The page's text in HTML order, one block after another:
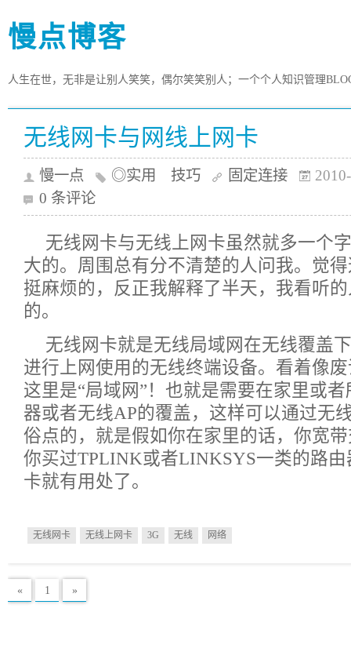
慢点博客
人生在世，无非是让别人笑笑，偶尔笑笑别人；一个个人知识管理
无线网卡与网线上网卡
慢一点 ◎实用 技巧 固定连接
0 条评论
无线网卡与无线上网卡虽然就多一个
大的。周围总有分不清楚的人问我。觉
挺麻烦的，反正我解释了半天，我看听
的。
无线网卡就是无线局域网在无线覆盖
进行上网使用的无线终端设备。看着像
这里是“局域网”！也就是需要在家里或
器或者无线AP的覆盖，这样可以通过无
俗点的，就是假如你在家里的话，你宽
你买过TPLINK或者LINKSYS一类的路
卡就有用处了。
无线网卡 无线上网卡 3G 无线 网络
« 1 »